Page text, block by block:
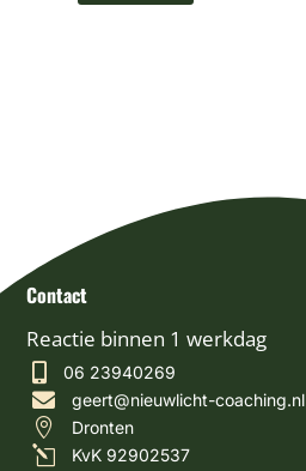
Contact
Reactie binnen 1 werkdag
 06 23940269
 geert@nieuwlicht-coaching.nl
 Dronten
l KvK 92902537